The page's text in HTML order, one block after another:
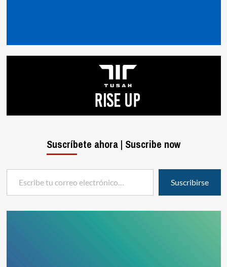
Suscríbete ahora | Suscribe now
Escribe tu correo electrónico…
Suscribirse